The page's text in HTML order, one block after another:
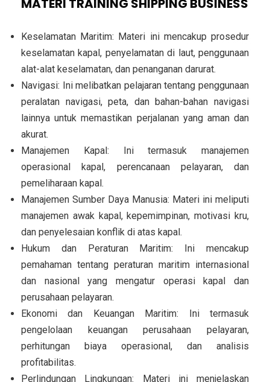
MATERI TRAINING SHIPPING BUSINESS
Keselamatan Maritim: Materi ini mencakup prosedur
keselamatan kapal, penyelamatan di laut, penggunaan
alat-alat keselamatan, dan penanganan darurat.
Navigasi: Ini melibatkan pelajaran tentang penggunaan
peralatan navigasi, peta, dan bahan-bahan navigasi
lainnya untuk memastikan perjalanan yang aman dan
akurat.
Manajemen Kapal: Ini termasuk manajemen
operasional kapal, perencanaan pelayaran, dan
pemeliharaan kapal.
Manajemen Sumber Daya Manusia: Materi ini meliputi
manajemen awak kapal, kepemimpinan, motivasi kru,
dan penyelesaian konflik di atas kapal.
Hukum dan Peraturan Maritim: Ini mencakup
pemahaman tentang peraturan maritim internasional
dan nasional yang mengatur operasi kapal dan
perusahaan pelayaran.
Ekonomi dan Keuangan Maritim: Ini termasuk
pengelolaan keuangan perusahaan pelayaran,
perhitungan biaya operasional, dan analisis
profitabilitas.
Perlindungan Lingkungan: Materi ini menjelaskan